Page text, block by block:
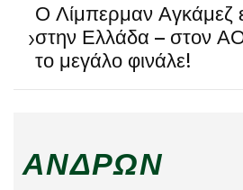
›
Ο Λίμπερμαν Αγκάμεζ
στην Ελλάδα – στον
το μεγάλο φινάλε!
ΑΝΔΡΏΝ